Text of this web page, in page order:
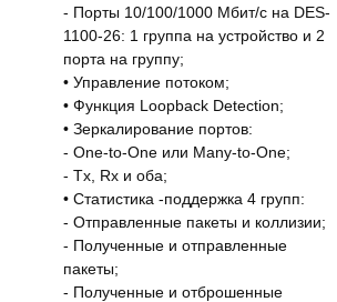
- Порты 10/100/1000 Мбит/с на DES-
1100-26: 1 группа на устройство и 2
порта на группу;
• Управление потоком;
• Функция Loopback Detection;
• Зеркалирование портов:
- One-to-One или Many-to-One;
- Tx, Rx и оба;
• Статистика -поддержка 4 групп:
- Отправленные пакеты и коллизии;
- Полученные и отправленные
пакеты;
- Полученные и отброшенные